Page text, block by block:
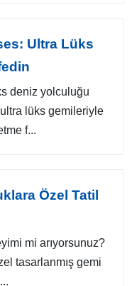
Ultra Lüks
deniz yolculuğu
lüks gemileriyle
f...
Özel Tatil
mi arıyorsunuz?
tasarlanmış gemi